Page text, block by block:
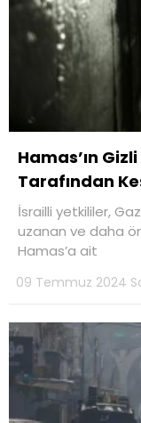
Hamas’ın
Tarafından
İsrailli yetkililer,
uzanan ve daha
Hamas’a ait
09 Temmuz 2024